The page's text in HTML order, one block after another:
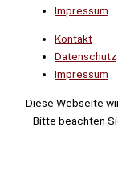
Impressum
Kontakt
Datenschutz
Impressum
Diese Webseite
Bitte beachten